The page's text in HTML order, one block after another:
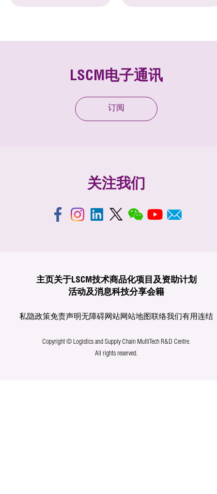
LSCM电子通讯
订阅
关注我们
主页关于LSCM技术商品化项目及资助计划
活动及消息科技分享会籍
私隐政策免责声明无障碍网站网站地图联络我们有用连结
Copyright © Logistics and Supply Chain MultiTech R&D Centre.
All rights reserved.